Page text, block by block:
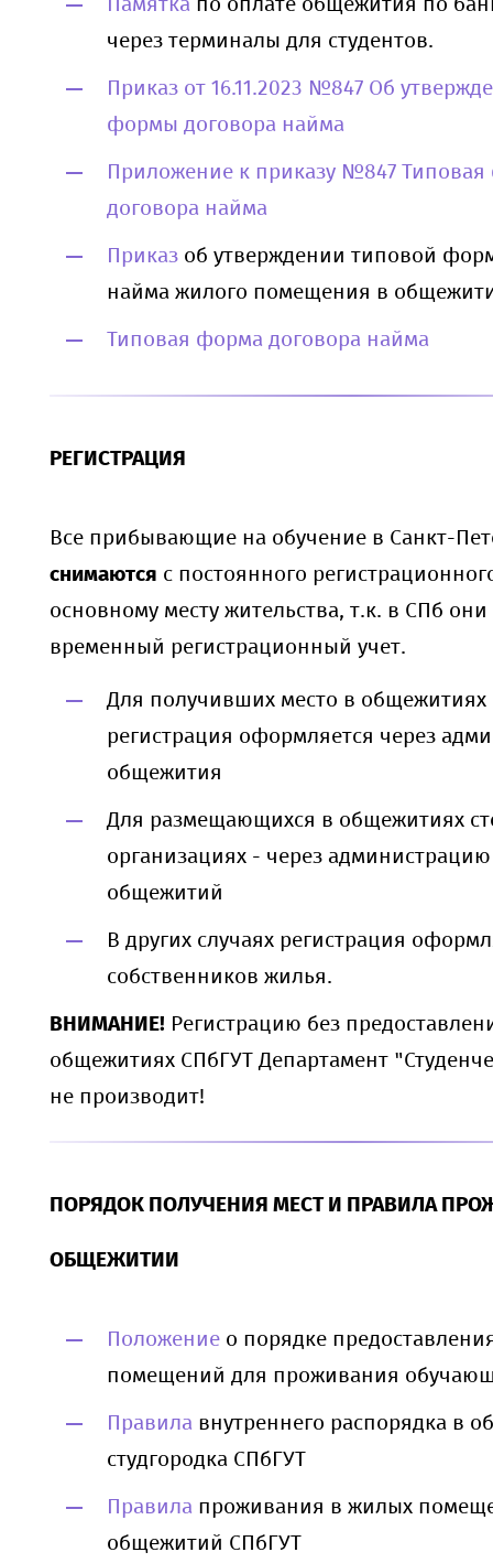
через терминалы для студентов.
Приказ от 16.11.2023 №847 Об
формы договора найма
Приложение к приказу №847
договора найма
Приказ об утверждении типовой
найма жилого помещения в
Типовая форма договора найма
РЕГИСТРАЦИЯ
Все прибывающие на обучение в Санкт-
снимаются с постоянного
основному месту жительства, т.к. в СПб они
временный регистрационный учет.
Для получивших место в общежитиях
регистрация оформляется через
общежития
Для размещающихся в общежитиях
организациях - через
общежитий
В других случаях регистрация
собственников жилья.
ВНИМАНИЕ! Регистрацию без
общежитиях СПбГУТ Департамент
не производит!
ПОРЯДОК ПОЛУЧЕНИЯ МЕСТ И ПРАВИЛА
ОБЩЕЖИТИИ
Положение о порядке
помещений для проживания
Правила внутреннего распорядка в
студгородка СПбГУТ
Правила проживания в жилых
общежитий СПбГУТ